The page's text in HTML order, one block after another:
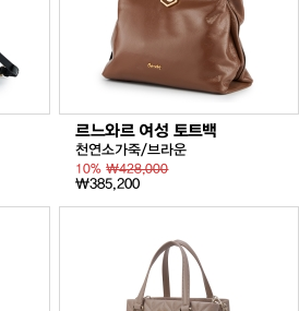
르느와르 여성 토트백
천연소가죽/브라운
10%₩428,000
₩385,200